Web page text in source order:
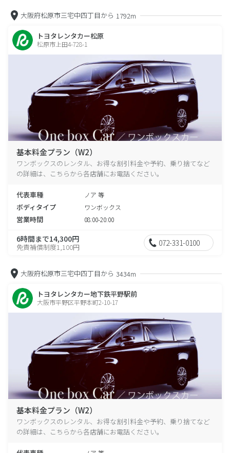
大阪府松原市三宅中四丁目から 1792m
トヨタレンタカー松原
松原市上田4-728-1
基本料金プラン（W2）
ワンボックスのレンタル、お得な割引料金や予約、乗り捨てなど
の詳細は、こちらから各店舗にお電話ください。
代表車種 ノア 等
ボディタイプ ワンボックス
営業時間 08:00-20:00
6時間まで14,300円
免責補償制度1,100円 072-331-0100
大阪府松原市三宅中四丁目から 3434m
トヨタレンタカー地下鉄平野駅前
大阪市平野区平野本町2-10-17
基本料金プラン（W2）
ワンボックスのレンタル、お得な割引料金や予約、乗り捨てなど
の詳細は、こちらから各店舗にお電話ください。